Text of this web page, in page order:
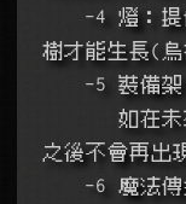
樹才能生長(
-5 裝
之後不會再出